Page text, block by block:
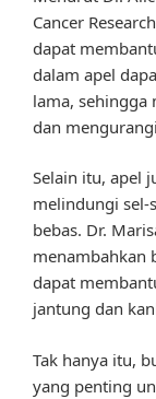
Cancer
dapat
dalam apel
lama,
dan
Selain itu, apel
melindungi sel-
bebas. Dr.
menambahkan
dapat
jantung dan
Tak hanya itu,
yang penting